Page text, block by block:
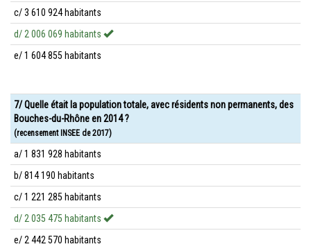
c/ 3 610 924 habitants
d/ 2 006 069 habitants
e/ 1 604 855 habitants
7/ Quelle était la population totale, avec résidents non permanents, des
Bouches-du-Rhône en 2014 ?
(recensement INSEE de 2017)
a/ 1 831 928 habitants
b/ 814 190 habitants
c/ 1 221 285 habitants
d/ 2 035 475 habitants
e/ 2 442 570 habitants